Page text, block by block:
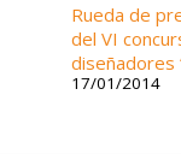
Rueda de
del VI
diseñadores
17/01/2014